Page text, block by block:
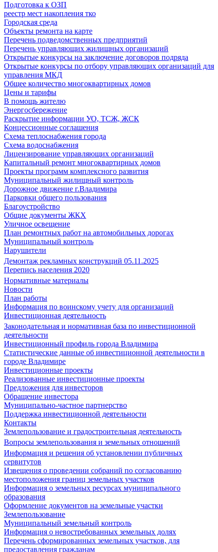
Подготовка к ОЗП
реестр мест накопления тко
Городская среда
Объекты ремонта на карте
Перечень подведомственных предприятий
Перечень управляющих жилищных организаций
Открытые конкурсы на заключение договоров подряда
Открытые конкурсы по отбору управляющих организаций для
управления МКД
Общее количество многоквартирных домов
Цены и тарифы
В помощь жителю
Энергосбережение
Раскрытие информации УО, ТСЖ, ЖСК
Концессионные соглашения
Схема теплоснабжения города
Схема водоснабжения
Лицензирование управляющих организаций
Капитальный ремонт многоквартирных домов
Проекты программ комплексного развития
Муниципальный жилищный контроль
Дорожное движение г.Владимира
Парковки общего пользования
Благоустройство
Общие документы ЖКХ
Уличное освещение
План ремонтных работ на автомобильных дорогах
Муниципальный контроль
Нарушители
Демонтаж рекламных конструкций 05.11.2025
Перепись населения 2020
Нормативные материалы
Новости
План работы
Информация по воинскому учету для организаций
Инвестиционная деятельность
Законодательная и нормативная база по инвестиционной
деятельности
Инвестиционный профиль города Владимира
Статистические данные об инвестиционной деятельности в
городе Владимире
Инвестиционные проекты
Реализованные инвестиционные проекты
Предложения для инвесторов
Обращение инвестора
Муниципально-частное партнерство
Поддержка инвестиционной деятельности
Контакты
Землепользование и градостроительная деятельность
Вопросы землепользования и земельных отношений
Информация и решения об установлении публичных
сервитутов
Извещения о проведении собраний по согласованию
местоположения границ земельных участков
Информация о земельных ресурсах муниципального
образования
Оформление документов на земельные участки
Землепользование
Муниципальный земельный контроль
Информация о невостребованных земельных долях
Перечень сформированных земельных участков, для
предоставления гражданам